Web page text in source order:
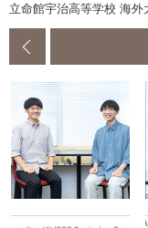
立命館宇治高等学校 海外